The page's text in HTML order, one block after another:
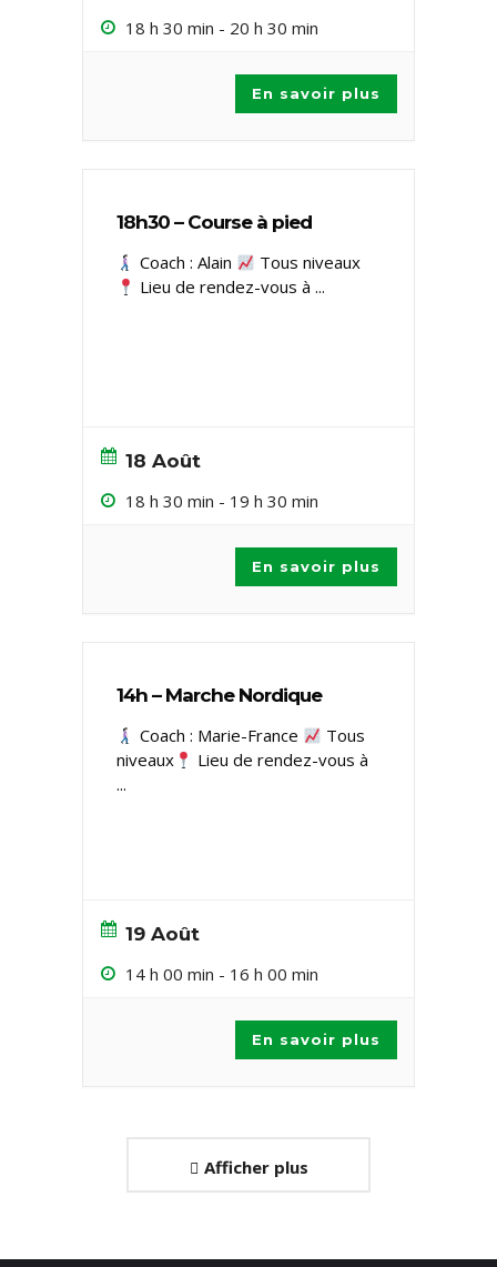
18 h 30 min - 20 h 30 min
En savoir plus
18h30 – Course à pied
Coach : Alain
Tous niveaux ​
Lieu de rendez-vous à...
18 Août
18 h 30 min - 19 h 30 min
En savoir plus
14h – Marche Nordique
Coach : Marie-France
Tous
niveaux ​
Lieu de rendez-vous à
...
19 Août
14 h 00 min - 16 h 00 min
En savoir plus
Afficher plus